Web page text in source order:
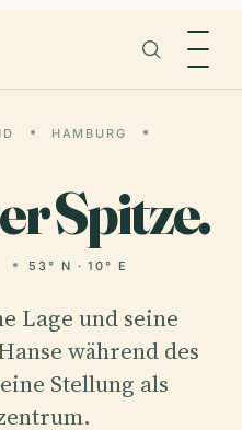
HAMBURG
Spitze.
53° N · 10° E
Lage und seine
während des
Stellung als